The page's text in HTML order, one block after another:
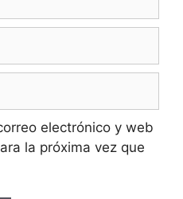
electrónico y web
la próxima vez que